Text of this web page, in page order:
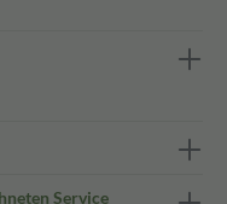
Service